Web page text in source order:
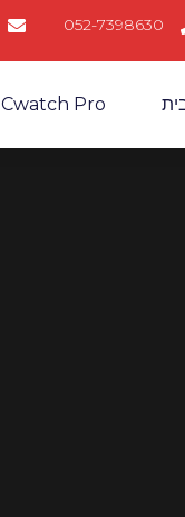
052-7398630
Cwatch Pro